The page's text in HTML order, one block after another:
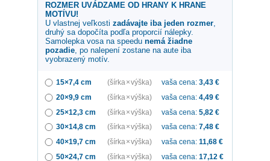
ROZMER UVÁDZAME OD HRANY K HRANE
MOTÍVU!
U vlastnej veľkosti zadávajte iba jeden rozmer,
druhý sa dopočíta podľa proporcií nálepky.
Samolepka vosa na speedu nemá žiadne
pozadie, po nalepení zostane na aute iba
vyobrazený motív.
15×7,4 cm (šírka × výška) vaša cena: 3,43 €
20×9,9 cm
(šírka × výška) vaša cena: 4,49 €
25×12,3 cm
(šírka × výška) vaša cena: 5,82 €
30×14,8 cm
(šírka × výška) vaša cena: 7,48 €
40×19,7 cm
(šírka × výška) vaša cena: 11,68 €
50×24,7 cm
(šírka × výška) vaša cena: 17,12 €